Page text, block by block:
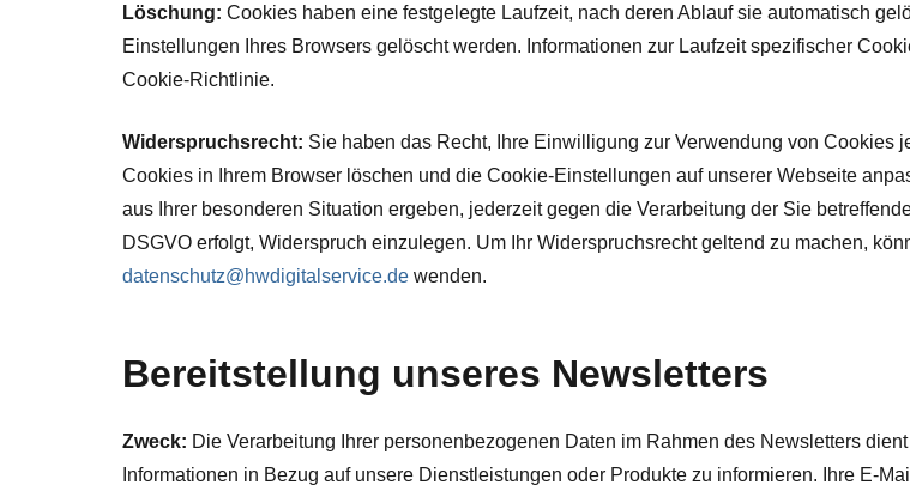
Löschung: Cookies haben eine festgelegte Laufzeit, nach deren Ablauf sie automatisch
Einstellungen Ihres Browsers gelöscht werden. Informationen zur Laufzeit spezifischer
Cookie-Richtlinie.
Widerspruchsrecht: Sie haben das Recht, Ihre Einwilligung zur Verwendung von
Cookies in Ihrem Browser löschen und die Cookie-Einstellungen auf unserer Webseite
aus Ihrer besonderen Situation ergeben, jederzeit gegen die Verarbeitung der Sie
DSGVO erfolgt, Widerspruch einzulegen. Um Ihr Widerspruchsrecht geltend zu machen,
datenschutz@hwdigitalservice.de wenden.
Bereitstellung unseres Newsletters
Zweck: Die Verarbeitung Ihrer personenbezogenen Daten im Rahmen des Newsletters
Informationen in Bezug auf unsere Dienstleistungen oder Produkte zu informieren. Ihre E-